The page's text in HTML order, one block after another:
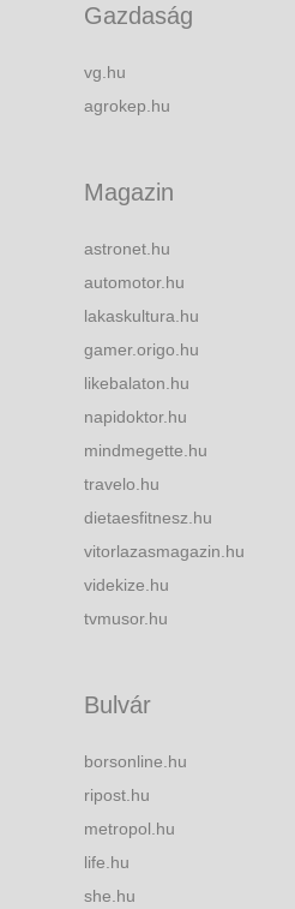
Gazdaság
vg.hu
agrokep.hu
Magazin
astronet.hu
automotor.hu
lakaskultura.hu
gamer.origo.hu
likebalaton.hu
napidoktor.hu
mindmegette.hu
travelo.hu
dietaesfitnesz.hu
vitorlazasmagazin.hu
videkize.hu
tvmusor.hu
Bulvár
borsonline.hu
ripost.hu
metropol.hu
life.hu
she.hu